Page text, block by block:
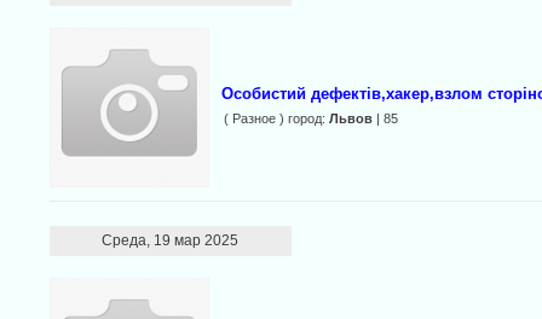
Особистий дефектів,хакер,взлом
( Разное ) город: Львов| 85
Среда, 19 мар 2025